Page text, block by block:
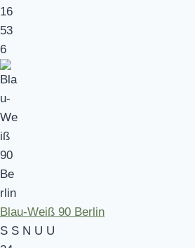
16
53
6
Blau-Weiß 90 Berlin
S S N U U